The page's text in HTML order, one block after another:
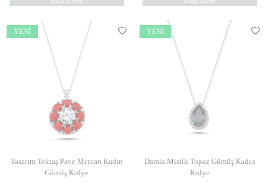
YENI
Tasarım Tektaş Pave Mercan Kadın
Gümüş Kolye
YENI
Damla Mistik Topaz Gümüş Kadın
Kolye